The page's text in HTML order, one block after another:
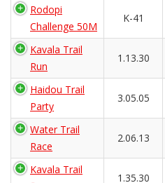
Rodopi
Challenge 50M
K-41
Kavala Trail
Run
1.13.30
Haidou Trail
Party
3.05.05
Water Trail
Race
2.06.13
Kavala Trail
1.35.30